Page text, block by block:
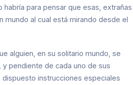
para pensar que esas, extrañas
mundo al cual está mirando desde el
alguien, en su solitario mundo, se
pendiente de cada uno de sus
instrucciones especiales